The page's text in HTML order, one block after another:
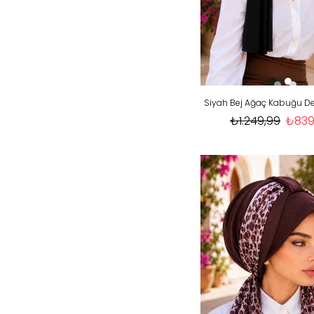
₺1.249,99